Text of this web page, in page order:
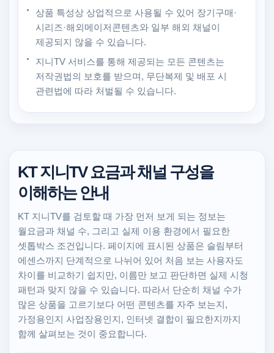
상품 특성상 상업적으로 사용될 수 있어 장기구매·
시리즈·해외메이저콘텐츠와 일부 해외 채널이
제공되지 않을 수 있습니다.
지니TV 서비스를 통해 제공되는 모든 콘텐츠는
저작권법의 보호를 받으며, 무단복제 및 배포 시
관련법에 따라 처벌될 수 있습니다.
KT 지니TV 요금과 채널 구성을
이해하는 안내
KT 지니TV를 검토할 때 가장 먼저 보게 되는 정보는
월요금과 채널 수, 그리고 실제 이용 환경에서 필요한
셋톱박스 조건입니다. 페이지에 표시된 상품은 슬림부터
에센스까지 단계적으로 나뉘어 있어 처음 보는 사용자도
차이를 비교하기 쉽지만, 이름만 보고 판단하면 실제 시청
패턴과 맞지 않을 수 있습니다. 따라서 단순히 채널 수가
많은 상품을 고르기보다 어떤 콘텐츠를 자주 보는지,
가정용인지 사업장용인지, 인터넷 결합이 필요한지까지
함께 살펴보는 것이 중요합니다.